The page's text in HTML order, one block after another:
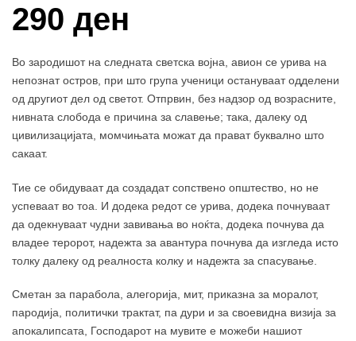
290 ден
Во зародишот на следната светска војна, авион се урива на
непознат остров, при што група ученици остануваат одделени
од другиот дел од светот. Отпрвин, без надзор од возрасните,
нивната слобода е причина за славење; така, далеку од
цивилизацијата, момчињата можат да прават буквално што
сакаат.
Тие се обидуваат да создадат сопствено општество, но не
успеваат во тоа. И додека редот се урива, додека почнуваат
да одекнуваат чудни завивања во ноќта, додека почнува да
владее теророт, надежта за авантура почнува да изгледа исто
толку далеку од реалноста колку и надежта за спасување.
Сметан за парабола, алегорија, мит, приказна за моралот,
пародија, политички трактат, па дури и за своевидна визија за
апокалипсата, Господарот на мувите е можеби нашиот